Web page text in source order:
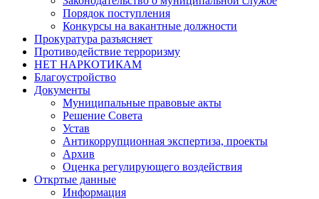
Порядок поступления
Конкурсы на вакантные должности
Прокуратура разъясняет
Противодействие терроризму
НЕТ НАРКОТИКАМ
Благоустройство
Документы
Муниципальные правовые акты
Решение Совета
Устав
Антикоррупционная экспертиза, проекты
Архив
Оценка регулирующего воздействия
Откртые данные
Информация